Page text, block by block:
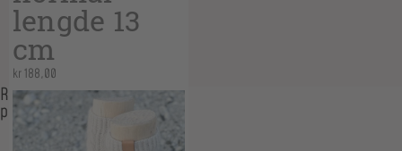
lengde 13
cm
kr188,00
Related
products